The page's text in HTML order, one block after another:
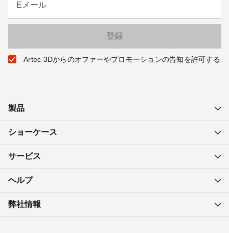
Eメール
Artec 3Dからのオファーやプロモーションの告知を許可する
製品
ショーケース
サービス
ヘルプ
弊社情報